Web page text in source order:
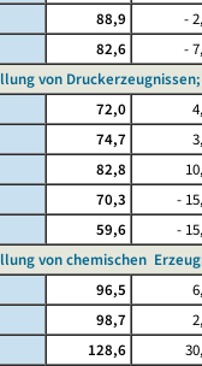
88,9 -
82,6 -
von
72,0
74,7
82,8
70,3 -
59,6 -
von chemischen
96,5
98,7
128,6